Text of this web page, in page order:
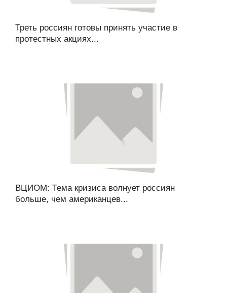
Треть россиян готовы принять участие в
протестных акциях...
ВЦИОМ: Тема кризиса волнует россиян
больше, чем американцев...